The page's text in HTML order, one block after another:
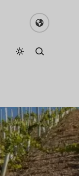
デイモード
ダークモード